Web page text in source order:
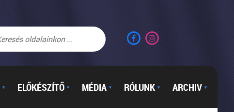
▼ ELŐKÉSZÍTŐ ▼ MÉDIA ▼ RÓLUNK ▼ ARCHIV ▼